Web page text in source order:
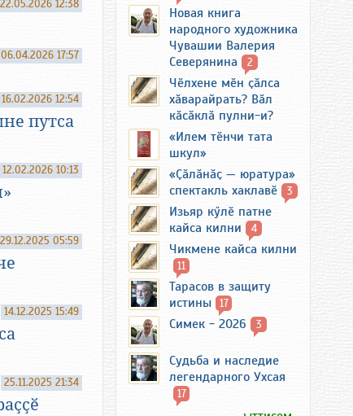
22.05.2026 12:38
06.04.2026 17:57
16.02.2026 12:54
путса
12.02.2026 10:13
29.12.2025 05:59
14.12.2025 15:49
25.11.2025 21:34
Новая книга
народного художника
Чувашии Валерия
Северянина
2
Чӗлхене мӗн ҫӑлса
хӑварайрать? Вӑл
кӑсӑклӑ пулни-и?
«Илем тӗнчи тата
шкул»
«Ҫӑлӑнӑҫ — юратура»
спектакль хаклавӗ
3
Изьяр кӳлӗ патне
кайса килни
4
Чикмене кайса килни
11
Тарасов в защиту
истины 17
Симек - 2026 3
Судьба и наследие
легендарного Ухсая
17